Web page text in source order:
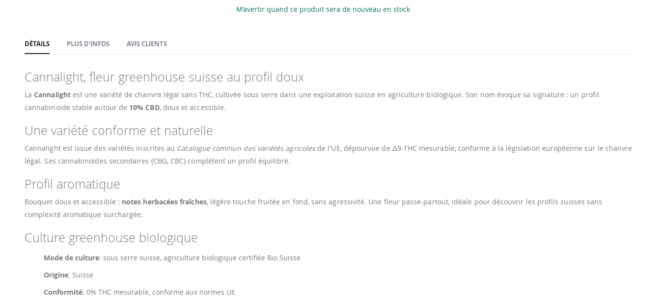
de
la
d’images
M’avertir quand ce produit sera de nouveau en stock
DÉTAILS
Cannalight, fleur greenhouse suisse au profil doux
La Cannalightest une variété de chanvre légal sans THC, cultivée sous serre dans une exploitation suisse en agriculture biologique. Son nom évoque sa signature : un profil
cannabinoïde stable autour de 10% CBD, doux et accessible.
Une variété conforme et naturelle
Cannalight est issue des variétés inscrites au Catalogue commun des variétés agricolesde l'UE, dépourvue de Δ9-THC mesurable, conforme à la législation européenne sur le chanvre
légal. Ses cannabinoïdes secondaires (CBG, CBC) complètent un profil équilibré.
Profil aromatique
Bouquet doux et accessible : notes herbacées fraîches, légère touche fruitée en fond, sans agressivité. Une fleur passe-partout, idéale pour découvrir les profils suisses sans
complexité aromatique surchargée.
Culture greenhouse biologique
Mode de culture: sous serre suisse, agriculture biologique certifiée Bio Suisse
Origine: Suisse
Conformité: 0% THC mesurable, conforme aux normes UE
PLUS D'INFOS AVIS CLIENTS